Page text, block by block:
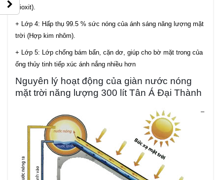
Dioxit).
+ Lớp 4: Hấp thụ 99.5 % sức nóng của ánh sáng năng lượng mặt
trời (Hợp kim nhôm).
+ Lớp 5: Lớp chống bám bẩn, cặn dơ, giúp cho bờ mặt trong của
ống thủy tinh tiếp xúc ánh nắng nhiều hơn
Nguyên lý hoạt động của giàn nước nóng
mặt trời năng lượng 300 lít Tân Á Đại Thành
–